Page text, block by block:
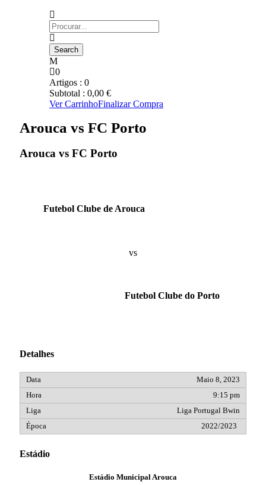
0
Artigos : 0
Subtotal : 0,00 €
Ver CarrinhoFinalizar Compra
Arouca vs FC Porto
Arouca vs FC Porto
Futebol Clube de Arouca
vs
Futebol Clube do Porto
Detalhes
Maio 8, 2023
9:15 pm
Liga Portugal Bwin
2022/2023
Estádio
Estádio Municipal Arouca